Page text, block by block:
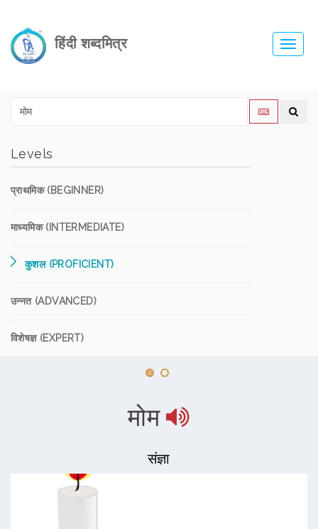
हिंदी शब्दमित्र
Levels
प्राथमिक (BEGINNER)
माध्यमिक (INTERMEDIATE)
कुशल (PROFICIENT)
उन्नत (ADVANCED)
विशेषज्ञ (EXPERT)
मोम
संज्ञा